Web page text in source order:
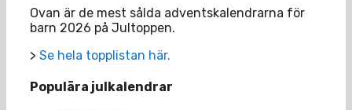
Ovan är de mest sålda adventskalendrarna för
barn 2026 på Jultoppen.
> Se hela topplistan här.
Populära julkalendrar